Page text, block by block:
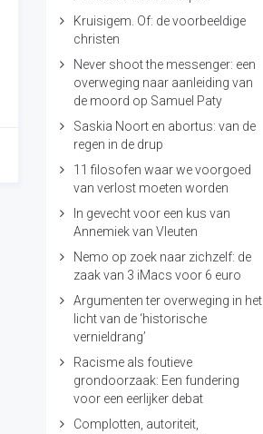
Kruisigem. Of: de voorbeeldige
christen
Never shoot the messenger: een
overweging naar aanleiding van
de moord op Samuel Paty
Saskia Noort en abortus: van de
regen in de drup
11 filosofen waar we voorgoed
van verlost moeten worden
In gevecht voor een kus van
Annemiek van Vleuten
Nemo op zoek naar zichzelf: de
zaak van 3 iMacs voor 6 euro
Argumenten ter overweging in het
licht van de ‘historische
vernieldrang’
Racisme als foutieve
grondoorzaak: Een fundering
voor een eerlijker debat
Complotten, autoriteit,